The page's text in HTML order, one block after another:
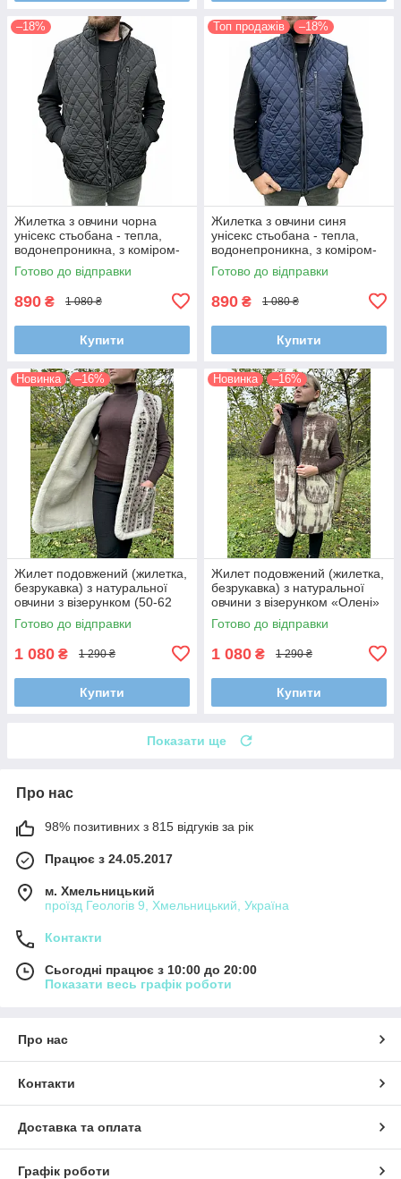
–18%
Жилетка з овчини чорна
унісекс стьобана - тепла,
водонепроникна, з коміром-
стійкою (розміри 46-60)
Готово до відправки
890 ₴ 1 080 ₴
Купити
Топ продажів –18%
Жилетка з овчини синя
унісекс стьобана - тепла,
водонепроникна, з коміром-
стійкою (розміри 46-60)
Готово до відправки
890 ₴ 1 080 ₴
Купити
Новинка –16%
Жилет подовжений (жилетка,
безрукавка) з натуральної
овчини з візерунком (50-62
р.)
Готово до відправки
1 080 ₴ 1 290 ₴
Купити
Новинка –16%
Жилет подовжений (жилетка,
безрукавка) з натуральної
овчини з візерунком «Олені»
(60-68 р.)
Готово до відправки
1 080 ₴ 1 290 ₴
Купити
Показати ще
Про нас
98% позитивних з 815 відгуків за рік
Працює з 24.05.2017
м. Хмельницький
проїзд Геологів 9, Хмельницький, Україна
Контакти
Сьогодні працює з 10:00 до 20:00
Показати весь графік роботи
Про нас
Контакти
Доставка та оплата
Графік роботи